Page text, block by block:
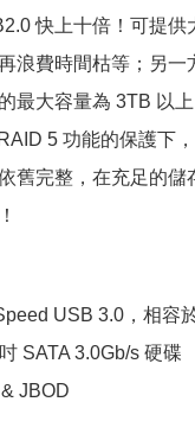
快上十倍！可提供
浪費時間枯等；另一
最大容量為 3TB 以
5 功能的保護下
舊完整，在充足的儲
USB 3.0，相容
SATA 3.0Gb/s 硬碟
JBOD